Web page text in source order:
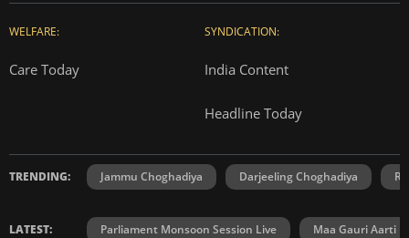
WELFARE:
Care Today
SYNDICATION:
India Content
Headline Today
TRENDING: Jammu Choghadiya Darjeeling Choghadiya
LATEST: Parliament Monsoon Session Live Maa Gauri Aarti